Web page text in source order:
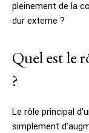
pleinement de la
dur externe ?
Quel est le
?
Le rôle principal
simplement